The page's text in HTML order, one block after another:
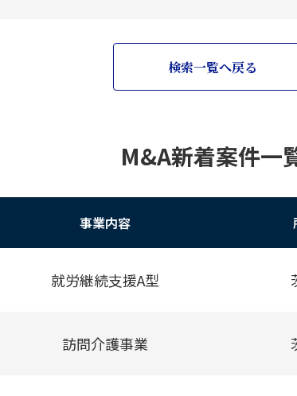
検索一覧へ戻る
M&A新着案件一
事業内容
就労継続支援A型
訪問介護事業